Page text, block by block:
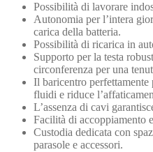
Possibilità di lavorare
Autonomia per l’intera
carica della batteria.
Possibilità di ricarica in
Supporto per la testa
circonferenza per una
Il baricentro
fluidi e riduce
L’assenza di cavi
Facilità di accoppiamento
Custodia dedicata con
parasole e accessori.